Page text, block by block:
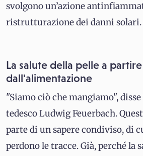
svolgono un’azione
ristrutturazione dei danni solari.
La salute della pelle a partire
dall'alimentazione
"Siamo ciò che mangiamo",
tedesco Ludwig Feuerbach.
parte di un sapere condiviso, di
perdono le tracce. Già, perché la